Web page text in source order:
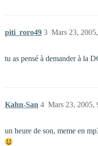
piti_roro49 Mars 23,
3
tu as pensé à demander à la
Kahn-San Mars 23, 2005,
4
un heure de son, meme en